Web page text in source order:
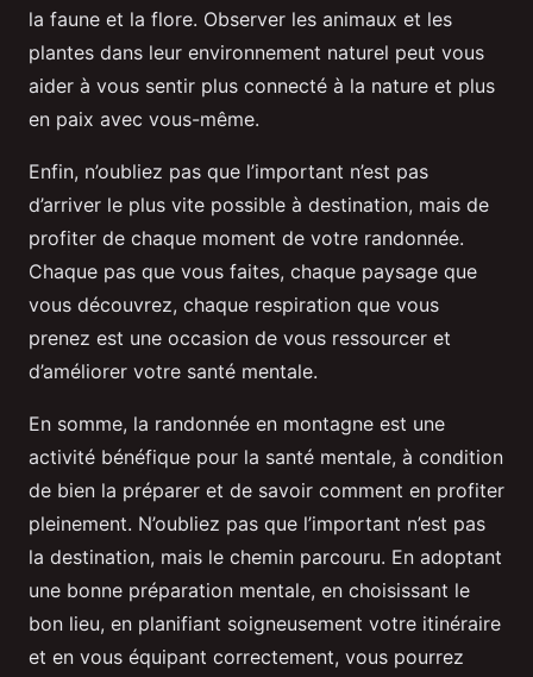
la faune et la flore. Observer les animaux et les
plantes dans leur environnement naturel peut vous
aider à vous sentir plus connecté à la nature et plus
en paix avec vous-même.
Enfin, n’oubliez pas que l’important n’est pas
d’arriver le plus vite possible à destination, mais de
profiter de chaque moment de votre randonnée.
Chaque pas que vous faites, chaque paysage que
vous découvrez, chaque respiration que vous
prenez est une occasion de vous ressourcer et
d’améliorer votre santé mentale.
En somme, la randonnée en montagne est une
activité bénéfique pour la santé mentale, à condition
de bien la préparer et de savoir comment en profiter
pleinement. N’oubliez pas que l’important n’est pas
la destination, mais le chemin parcouru. En adoptant
une bonne préparation mentale, en choisissant le
bon lieu, en planifiant soigneusement votre itinéraire
et en vous équipant correctement, vous pourrez